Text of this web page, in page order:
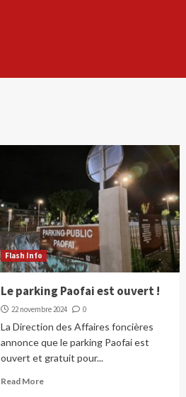
Flash Info
Le parking Paofai est ouvert !
22 novembre 2024 0
La Direction des Affaires foncières
annonce que le parking Paofai est
ouvert et gratuit pour...
Read More